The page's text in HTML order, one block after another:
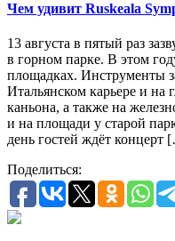
Чем удивит Ruskeala
13 августа в пятый раз
в горном парке. В этом
площадках. Инструменты
Итальянском карьере и на
каньона, а также на
и на площади у старой
день гостей ждёт концерт
Поделиться: